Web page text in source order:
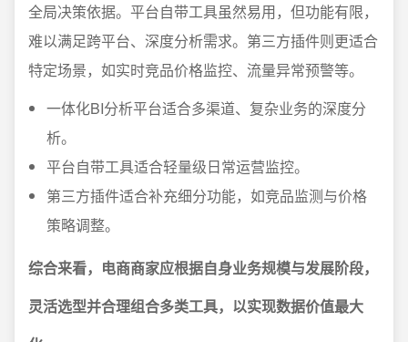
全局决策依据。平台自带工具虽然易用，但功能有限，
难以满足跨平台、深度分析需求。第三方插件则更适合
特定场景，如实时竞品价格监控、流量异常预警等。
一体化BI分析平台适合多渠道、复杂业务的深度分
析。
平台自带工具适合轻量级日常运营监控。
第三方插件适合补充细分功能，如竞品监测与价格
策略调整。
综合来看，电商商家应根据自身业务规模与发展阶段，
灵活选型并合理组合多类工具，以实现数据价值最大